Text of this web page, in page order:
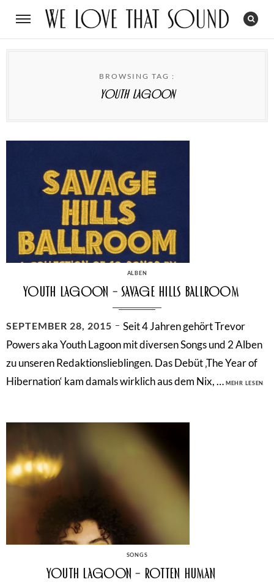
BROWSING TAG :
Youth Lagoon
CATEGORIES
ALBEN
Youth Lagoon – Savage Hills Ballroom
POSTED
ON
SEPTEMBER 28, 2015
Seit 4 Jahren gehört Trevor
Powers aka Youth Lagoon mit diversen Songs und 2 Alben
zu unseren Redaktionslieblingen. Das Debüt ‚The Year of
Hibernation‘ kam damals wirklich aus dem Nix, … MEHR LESEN
CATEGORIES
SONGS
Youth Lagoon – Rotten Human